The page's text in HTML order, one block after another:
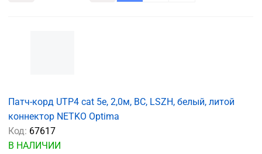
Патч-корд UTP4 cat 5e, 2,0м, ВС, LSZH, белый, литой
коннектор NETKO Optima
Код: 67617
В НАЛИЧИИ